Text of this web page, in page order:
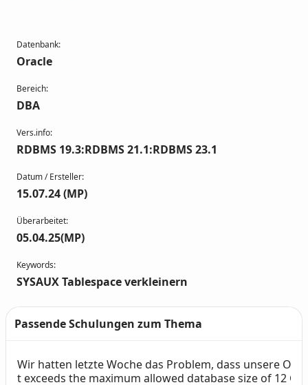
Datenbank:
Oracle
Bereich:
DBA
Vers.info:
RDBMS 19.3:RDBMS 21.1:RDBMS 23.1
Datum / Ersteller:
15.07.24 (MP)
Überarbeitet:
05.04.25(MP)
Keywords:
SYSAUX Tablespace verkleinern
Passende Schulungen zum Thema
Text
Wir hatten letzte Woche das Problem, dass unsere
t exceeds the maximum allowed database size of 12